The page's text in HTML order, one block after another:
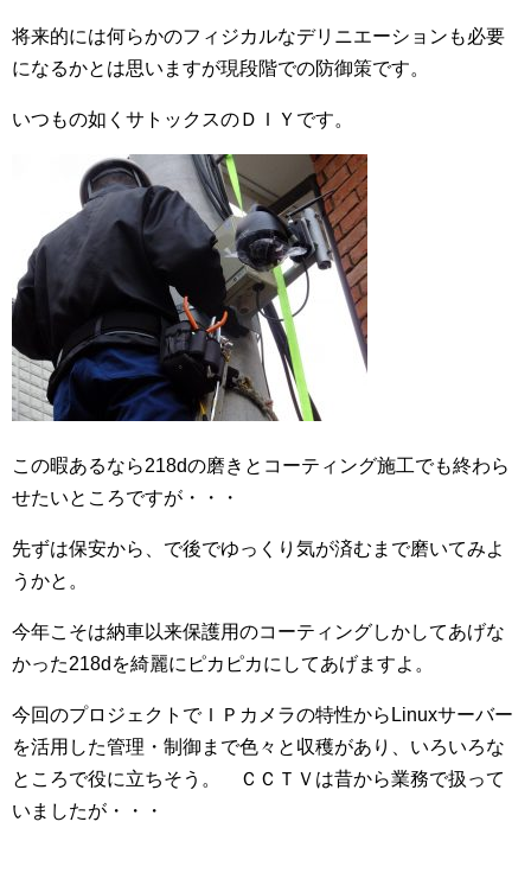
将来的には何らかのフィジカルなデリニエーションも必要
になるかとは思いますが現段階での防御策です。
いつもの如くサトックスのＤＩＹです。
この暇あるなら218dの磨きとコーティング施工でも終わら
せたいところですが・・・
先ずは保安から、で後でゆっくり気が済むまで磨いてみよ
うかと。
今年こそは納車以来保護用のコーティングしかしてあげな
かった218dを綺麗にピカピカにしてあげますよ。
今回のプロジェクトでＩＰカメラの特性からLinuxサーバー
を活用した管理・制御まで色々と収穫があり、いろいろな
ところで役に立ちそう。 ＣＣＴＶは昔から業務で扱って
いましたが・・・